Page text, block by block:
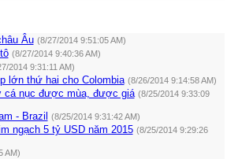
Âu (8/27/2014 9:51:05 AM)
(8/27/2014 9:40:36 AM)
2014 9:31:11 AM)
lớn thứ hai cho Colombia (8/26/2014 9:14:58 AM)
cá nục được mùa, được giá (8/25/2014 9:33:09
- Brazil (8/25/2014 9:31:42 AM)
ngạch 5 tỷ USD năm 2015 (8/25/2014 9:29:26
AM)